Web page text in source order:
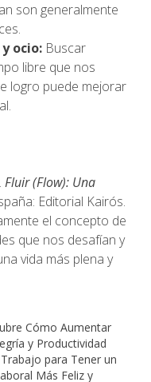
son generalmente
ocio: Buscar
libre que nos
logro puede mejorar
Fluir (Flow): Una
Editorial Kairós.
el concepto de
que nos desafían y
vida más plena y
Cómo Aumentar
y Productividad
para Tener un
Más Feliz y